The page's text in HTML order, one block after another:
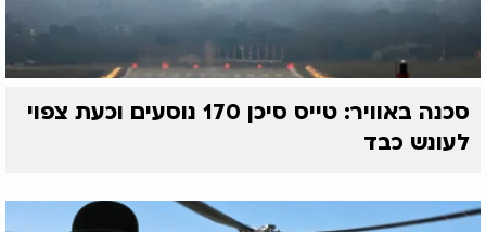
סכנה באוויר: טייס סיכן 170 נוסעים וכעת צפוי
לעונש כבד